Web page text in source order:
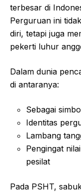
terbesar di
Perguruan ini
diri, tetapi juga
pekerti luhur
Dalam dunia
di antaranya:
Sebagai
Identitas
Lambang
Pengingat
pesilat
Pada PSHT,